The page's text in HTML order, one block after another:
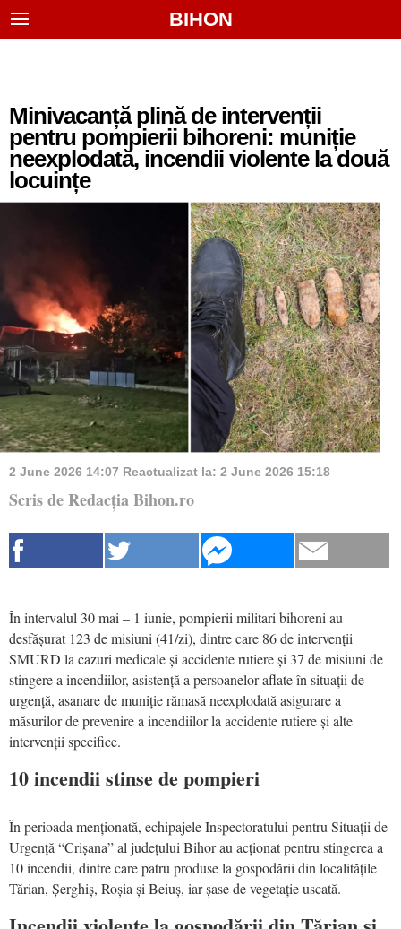
BIHON
Minivacanță plină de intervenții
pentru pompierii bihoreni: muniție
neexplodată, incendii violente la două
locuințe
2 June 2026 14:07 Reactualizat la: 2 June 2026 15:18
Scris de Redacția Bihon.ro
În intervalul 30 mai – 1 iunie, pompierii militari bihoreni au
desfășurat 123 de misiuni (41/zi), dintre care 86 de intervenții
SMURD la cazuri medicale și accidente rutiere și 37 de misiuni de
stingere a incendiilor, asistență a persoanelor aflate în situații de
urgență, asanare de muniție rămasă neexplodată asigurare a
măsurilor de prevenire a incendiilor la accidente rutiere și alte
intervenții specifice.
10 incendii stinse de pompieri
În perioada menționată, echipajele Inspectoratului pentru Situații de
Urgență “Crișana” al județului Bihor au acționat pentru stingerea a
10 incendii, dintre care patru produse la gospodării din localitățile
Tărian, Șerghiș, Roșia și Beiuș, iar șase de vegetație uscată.